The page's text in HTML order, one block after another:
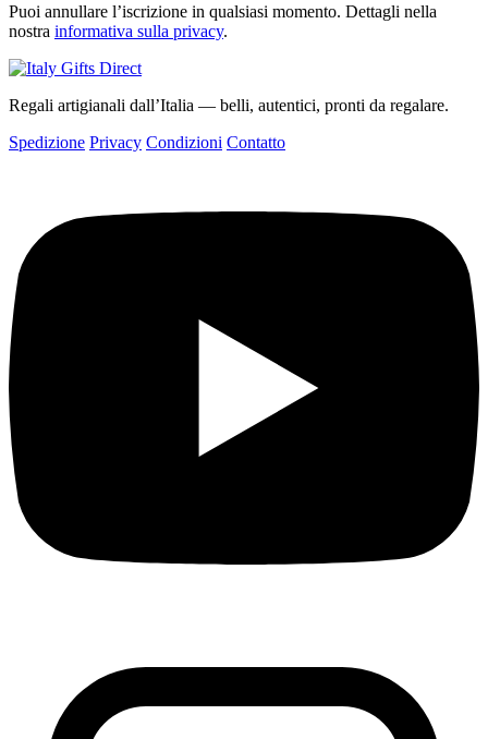
Puoi annullare l’iscrizione in qualsiasi momento. Dettagli nella
nostra informativa sulla privacy.
Regali artigianali dall’Italia — belli, autentici, pronti da regalare.
Spedizione Privacy Condizioni Contatto